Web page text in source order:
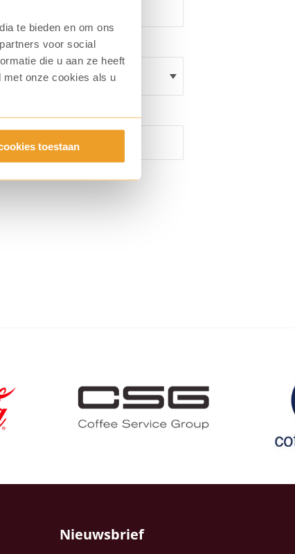
te bieden en om ons
voor social
die u aan ze heeft
onze cookies als u
toestaan
Nieuwsbrief